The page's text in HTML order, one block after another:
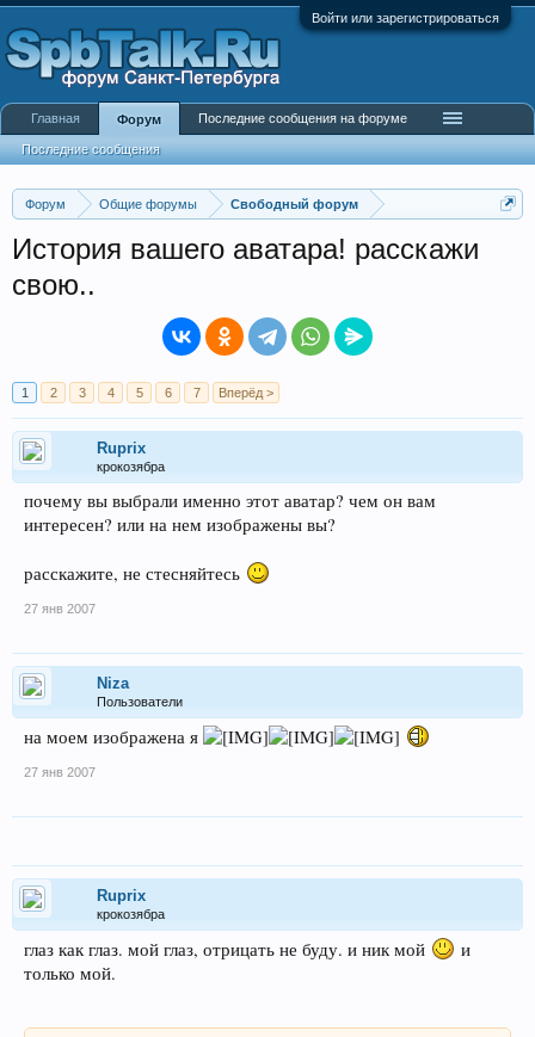
Войти или зарегистрироваться
Форум Общие форумы Свободный форум
История вашего аватара! расскажи
свою..
1 2 3 4 5 6 7 Вперёд >
Ruprix
крокозябра
почему вы выбрали именно этот аватар? чем он вам
интересен? или на нем изображены вы?
расскажите, не стесняйтесь
27 янв 2007
Niza
Пользователи
на моем изображена я
27 янв 2007
Ruprix
крокозябра
глаз как глаз. мой глаз, отрицать не буду. и ник мой
и
только мой.
Главная Форум
Последние сообщения
Последние сообщения на форуме